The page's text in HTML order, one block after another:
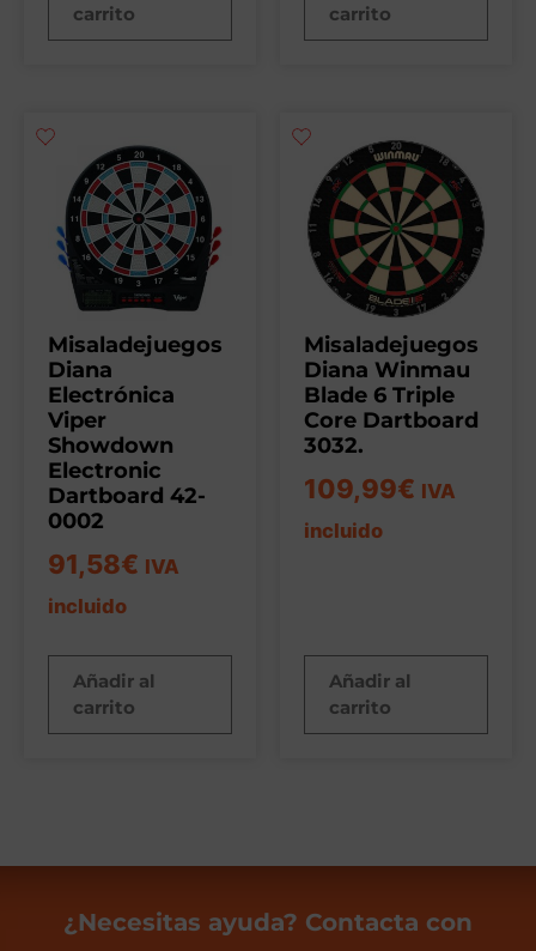
carrito
carrito
Misaladejuegos
Diana
Electrónica
Viper
Showdown
Electronic
Dartboard 42-
0002
91,58€ IVA
incluido
Añadir al
carrito
Misaladejuegos
Diana Winmau
Blade 6 Triple
Core Dartboard
3032.
109,99€ IVA
incluido
Añadir al
carrito
¿Necesitas ayuda? Contacta con